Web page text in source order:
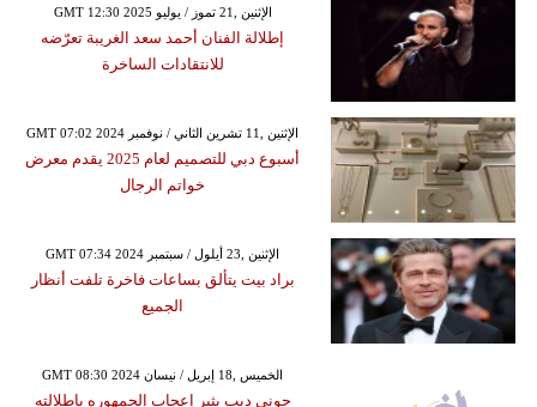
GMT 12:30 2025 الإثنين ,21 تموز / يوليو
إطلالة الفنان أحمد سعد الغريبة تعرّضه
للانتقادات الساخرة
GMT 07:02 2024 الإثنين ,11 تشرين الثاني / نوفمبر
أسبوع دبي للتصميم لعام 2025 يقدم معرض
خواتم الرجال
GMT 07:34 2024 الإثنين ,23 أيلول / سبتمبر
براد بيت يتألق بساعات فاخرة تلفت أنظار
الجميع
GMT 08:30 2024 الخميس ,18 إبريل / نيسان
جوني ديب يثير إعجاب الجمهوره بإطلالته